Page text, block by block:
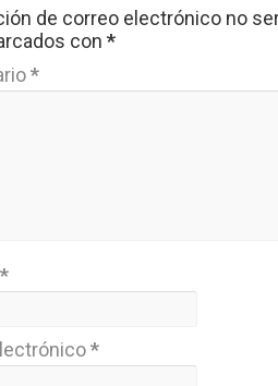
de correo electrónico no
con *
*
*
*